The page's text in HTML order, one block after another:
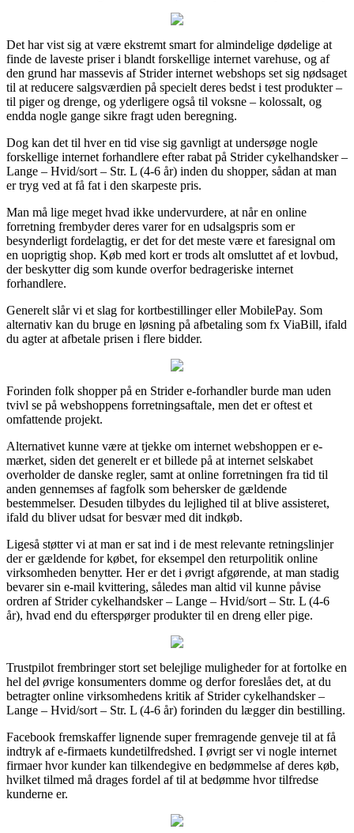
Det har vist sig at være ekstremt smart for almindelige dødelige at
finde de laveste priser i blandt forskellige internet varehuse, og af
den grund har massevis af Strider internet webshops set sig nødsaget
til at reducere salgsværdien på specielt deres bedst i test produkter –
til piger og drenge, og yderligere også til voksne – kolossalt, og
endda nogle gange sikre fragt uden beregning.
Dog kan det til hver en tid vise sig gavnligt at undersøge nogle
forskellige internet forhandlere efter rabat på Strider cykelhandsker –
Lange – Hvid/sort – Str. L (4-6 år) inden du shopper, sådan at man
er tryg ved at få fat i den skarpeste pris.
Man må lige meget hvad ikke undervurdere, at når en online
forretning frembyder deres varer for en udsalgspris som er
besynderligt fordelagtig, er det for det meste være et faresignal om
en uoprigtig shop. Køb med kort er trods alt omsluttet af et lovbud,
der beskytter dig som kunde overfor bedrageriske internet
forhandlere.
Generelt slår vi et slag for kortbestillinger eller MobilePay. Som
alternativ kan du bruge en løsning på afbetaling som fx ViaBill, ifald
du agter at afbetale prisen i flere bidder.
Forinden folk shopper på en Strider e-forhandler burde man uden
tvivl se på webshoppens forretningsaftale, men det er oftest et
omfattende projekt.
Alternativet kunne være at tjekke om internet webshoppen er e-
mærket, siden det generelt er et billede på at internet selskabet
overholder de danske regler, samt at online forretningen fra tid til
anden gennemses af fagfolk som behersker de gældende
bestemmelser. Desuden tilbydes du lejlighed til at blive assisteret,
ifald du bliver udsat for besvær med dit indkøb.
Ligeså støtter vi at man er sat ind i de mest relevante retningslinjer
der er gældende for købet, for eksempel den returpolitik online
virksomheden benytter. Her er det i øvrigt afgørende, at man stadig
bevarer sin e-mail kvittering, således man altid vil kunne påvise
ordren af Strider cykelhandsker – Lange – Hvid/sort – Str. L (4-6
år), hvad end du efterspørger produkter til en dreng eller pige.
Trustpilot frembringer stort set belejlige muligheder for at fortolke en
hel del øvrige konsumenters domme og derfor foreslåes det, at du
betragter online virksomhedens kritik af Strider cykelhandsker –
Lange – Hvid/sort – Str. L (4-6 år) forinden du lægger din bestilling.
Facebook fremskaffer lignende super fremragende genveje til at få
indtryk af e-firmaets kundetilfredshed. I øvrigt ser vi nogle internet
firmaer hvor kunder kan tilkendegive en bedømmelse af deres køb,
hvilket tilmed må drages fordel af til at bedømme hvor tilfredse
kunderne er.